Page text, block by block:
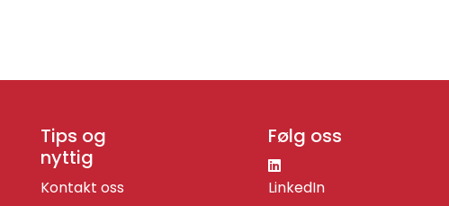
Tips og
nyttig
Kontakt oss
Følg oss
LinkedIn